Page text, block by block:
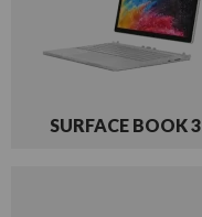
SURFACE BOOK 3